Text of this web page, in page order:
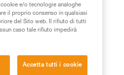
e/o tecnologie analoghe
il proprio consenso in qualsiasi
del Sito web. Il rifiuto di tutti
caso tale rifiuto impedirà
Accetta tutti i cookie